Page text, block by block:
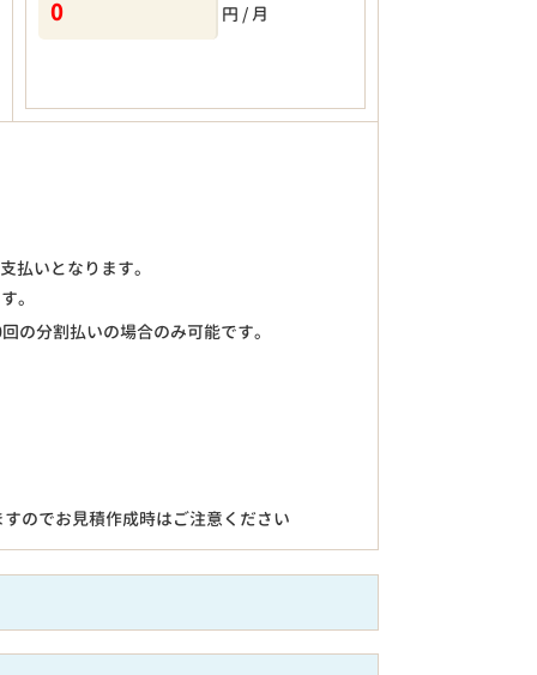
円 / 月
払いとなります。
。
の分割払いの場合のみ可能です。
のでお見積作成時はご注意ください